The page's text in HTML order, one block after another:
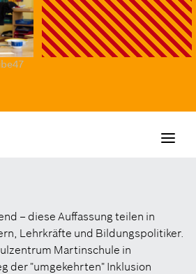
– diese Auffassung teilen in
Lehrkräfte und Bildungspolitiker.
Martinschule in
der "umgekehrten" Inklusion